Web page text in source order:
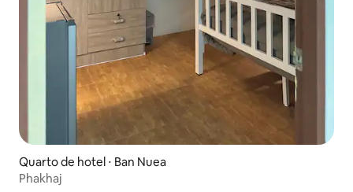
Quarto de hotel ⋅ Ban Nuea
Phakhaj